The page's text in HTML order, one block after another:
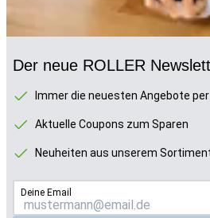
Der neue ROLLER
Immer die neuesten Angebote
Aktuelle Coupons zum Sparen
Neuheiten aus unserem
Deine Email